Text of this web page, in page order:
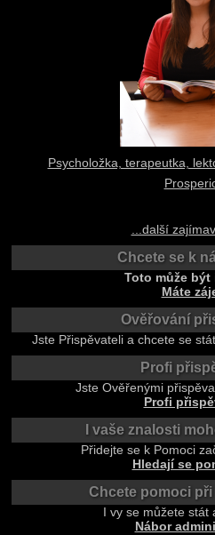
Psycholožka, terapeutka,
...další
Chcete se k
Toto může být
Máte
Ověřování
Jste Přispěvateli a chcete se stát
Profi
Jste Ověřenými
Profi
I vaše znalosti
Přidejte se k Pomoci
Hledají se
Chcete pomoci
I vy se můžete stát
Nábor